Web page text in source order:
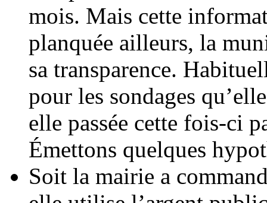
mois. Mais cette
planquée ailleurs, la
sa transparence.
pour les sondages
elle passée cette fois-ci
Émettons quelques
Soit la mairie a